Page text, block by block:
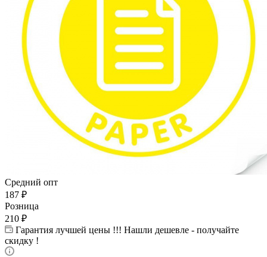
Средний опт
187 ₽
Розница
210 ₽
Гарантия лучшей цены !!! Нашли дешевле - получайте
скидку !